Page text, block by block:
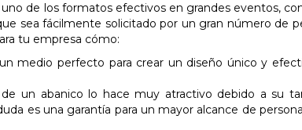
de los formatos efectivos en grandes eventos,
sea fácilmente solicitado por un gran número de
tu empresa cómo:
medio perfecto para crear un diseño único y
un abanico lo hace muy atractivo debido a su
es una garantía para un mayor alcance de